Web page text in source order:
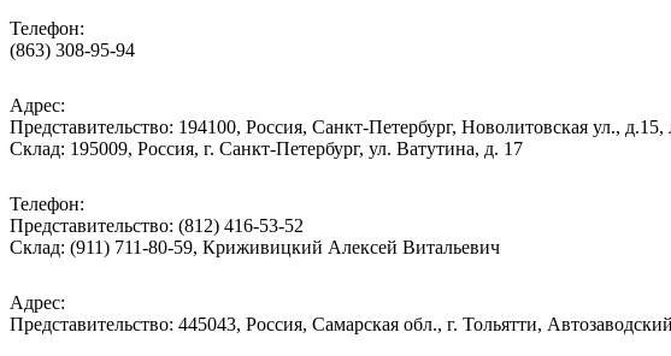
Телефон:
(863) 308-95-94
Адрес:
Представительство: 194100, Россия, Санкт-Петербург, Новолитовская ул.,
Склад: 195009, Россия, г. Санкт-Петербург, ул. Ватутина, д. 17
Телефон:
Представительство: (812) 416-53-52
Склад: (911) 711-80-59, Криживицкий Алексей Витальевич
Адрес:
Представительство: 445043, Россия, Самарская обл., г. Тольятти,